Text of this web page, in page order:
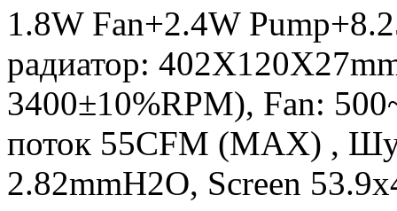
1.8W Fan+2.4W
радиатор:
3400±10%RPM), Fan:
поток 55CFM (MAX) ,
2.82mmH2O, Screen